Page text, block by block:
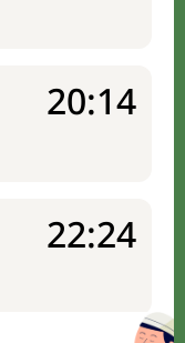
20:14
22:24